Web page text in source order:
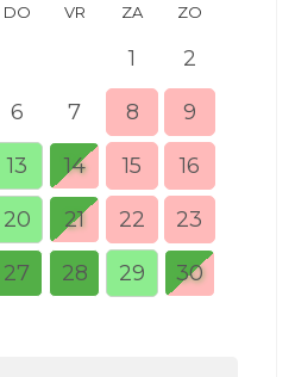
DO VR ZA ZO
1 2
6 7 8 9
13 14 15 16
20 21 22 23
27 28 29 30